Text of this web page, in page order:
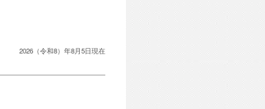
2026（令和8）年8月5日現在